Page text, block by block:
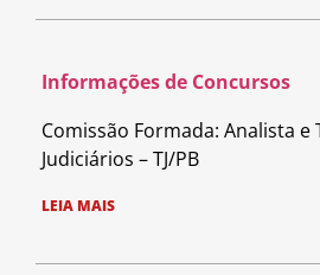
Informações de Concursos
Comissão Formada: Analista e
Judiciários – TJ/PB
LEIA MAIS